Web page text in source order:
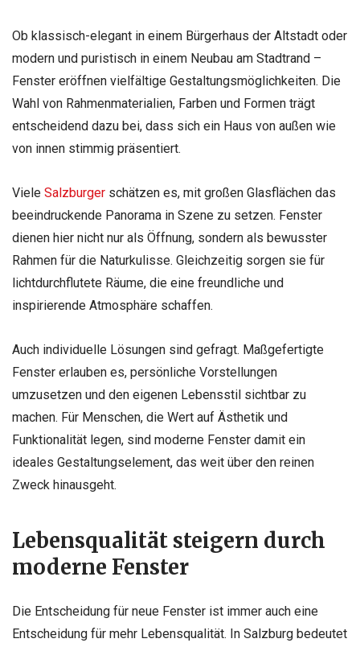
Ob klassisch-elegant in einem Bürgerhaus der Altstadt oder
modern und puristisch in einem Neubau am Stadtrand –
Fenster eröffnen vielfältige Gestaltungsmöglichkeiten. Die
Wahl von Rahmenmaterialien, Farben und Formen trägt
entscheidend dazu bei, dass sich ein Haus von außen wie
von innen stimmig präsentiert.
Viele Salzburger schätzen es, mit großen Glasflächen das
beeindruckende Panorama in Szene zu setzen. Fenster
dienen hier nicht nur als Öffnung, sondern als bewusster
Rahmen für die Naturkulisse. Gleichzeitig sorgen sie für
lichtdurchflutete Räume, die eine freundliche und
inspirierende Atmosphäre schaffen.
Auch individuelle Lösungen sind gefragt. Maßgefertigte
Fenster erlauben es, persönliche Vorstellungen
umzusetzen und den eigenen Lebensstil sichtbar zu
machen. Für Menschen, die Wert auf Ästhetik und
Funktionalität legen, sind moderne Fenster damit ein
ideales Gestaltungselement, das weit über den reinen
Zweck hinausgeht.
Lebensqualität steigern durch
moderne Fenster
Die Entscheidung für neue Fenster ist immer auch eine
Entscheidung für mehr Lebensqualität. In Salzburg bedeutet